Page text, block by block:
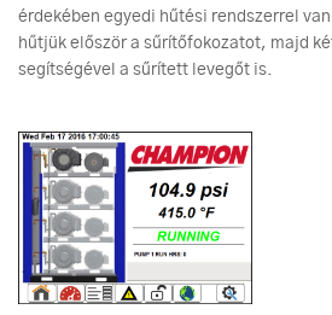
érdekében egyedi hűtési rendszerrel
hűtjük először a sűrítőfokozatot, majd
segítségével a sűrített levegőt is.